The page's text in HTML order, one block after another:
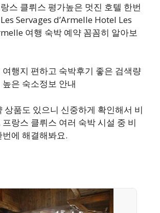
스 클뤼스 평가높은 멋진 호텔 한번
Servages d’Armelle Hotel Les
여행 숙박 예약 꼼꼼히 알아보
행지 편하고 숙박후기 좋은 검색량
은 숙소정보 안내
상품도 있으니 신중하게 확인해서 비
랑스 클뤼스 여러 숙박 시설 중 비
에 해결해봐요.